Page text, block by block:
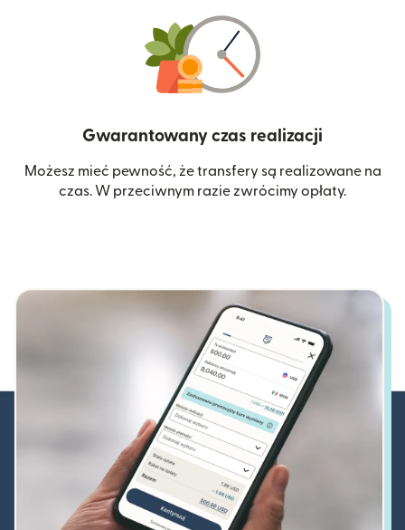
Gwarantowany czas realizacji
Możesz mieć pewność, że transfery są realizowane na
czas. W przeciwnym razie zwrócimy opłaty.